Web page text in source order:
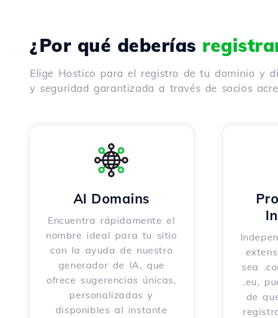
¿Por qué deberías
Elige Hostico para el registro de tu dominio y
y seguridad garantizada a través de socios
AI Domains
Encuentra rápidamente el
nombre ideal para tu sitio
con la ayuda de nuestro
generador de IA, que
ofrece sugerencias únicas,
personalizadas y
disponibles al instante
sea
.eu,
de